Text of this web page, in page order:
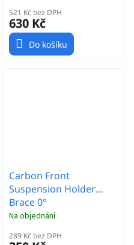
521 Kč bez DPH
630 Kč
Do košíku
Carbon Front
Suspension Holder
Brace 0°
Na objednání
289 Kč bez DPH